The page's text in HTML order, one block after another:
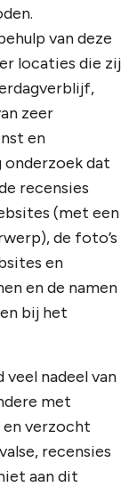
van deze
locaties die zij
zeer
en
onderzoek dat
recensies
(met een
de foto’s
en
en de namen
bij het
nadeel van
met
verzocht
recensies
aan dit